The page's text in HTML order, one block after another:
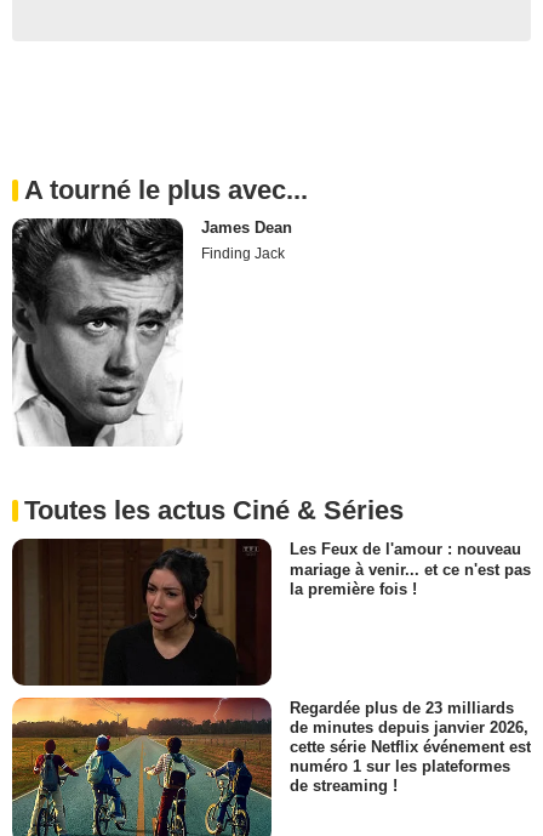
A tourné le plus avec...
James Dean
Finding Jack
Toutes les actus Ciné & Séries
Les Feux de l'amour : nouveau
mariage à venir... et ce n'est pas
la première fois !
Regardée plus de 23 milliards
de minutes depuis janvier 2026,
cette série Netflix événement est
numéro 1 sur les plateformes
de streaming !